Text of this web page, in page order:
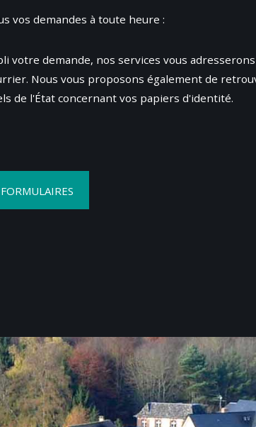
vos demandes à toute heure :
votre demande, nos services vous
Nous vous proposons également de
de l'État concernant vos papiers d'identité.